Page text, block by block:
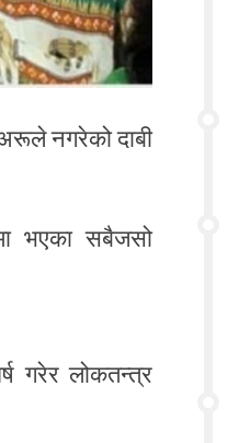
नगरेको दाबी
भएका सबैजसो
गरेर लोकतन्त्र